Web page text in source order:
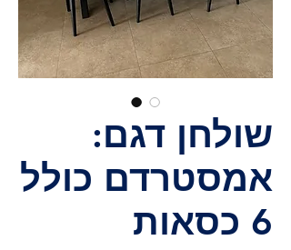
שולחן דגם:
אמסטרדם כולל
6 כסאות